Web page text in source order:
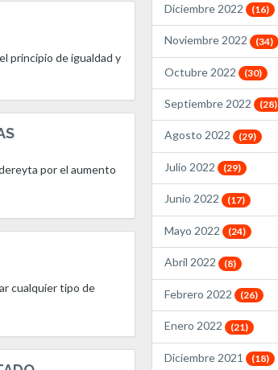
principio de igualdad y
por el aumento
cualquier tipo de
Diciembre 2022 (16)
Noviembre 2022 (34)
Octubre 2022 (30)
Septiembre 2022 (28)
Agosto 2022 (29)
Julio 2022 (29)
Junio 2022 (17)
Mayo 2022 (24)
Abril 2022 (8)
Febrero 2022 (26)
Enero 2022 (21)
Diciembre 2021 (18)